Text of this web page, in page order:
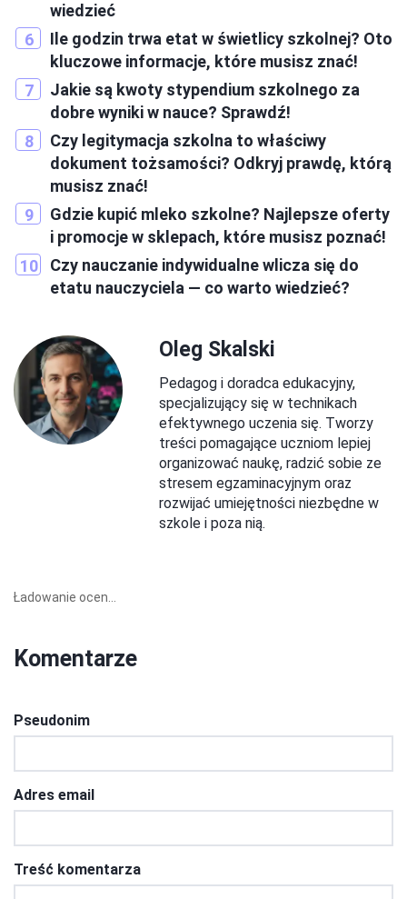
wiedzieć
Ile godzin trwa etat w świetlicy szkolnej? Oto
kluczowe informacje, które musisz znać!
Jakie są kwoty stypendium szkolnego za
dobre wyniki w nauce? Sprawdź!
Czy legitymacja szkolna to właściwy
dokument tożsamości? Odkryj prawdę, którą
musisz znać!
Gdzie kupić mleko szkolne? Najlepsze oferty
i promocje w sklepach, które musisz poznać!
Czy nauczanie indywidualne wlicza się do
etatu nauczyciela — co warto wiedzieć?
Oleg Skalski
Pedagog i doradca edukacyjny,
specjalizujący się w technikach
efektywnego uczenia się. Tworzy
treści pomagające uczniom lepiej
organizować naukę, radzić sobie ze
stresem egzaminacyjnym oraz
rozwijać umiejętności niezbędne w
szkole i poza nią.
Ładowanie ocen...
Komentarze
Pseudonim
Adres email
Treść komentarza